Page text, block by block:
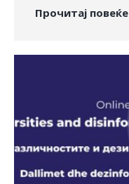
Прочитај повеќе